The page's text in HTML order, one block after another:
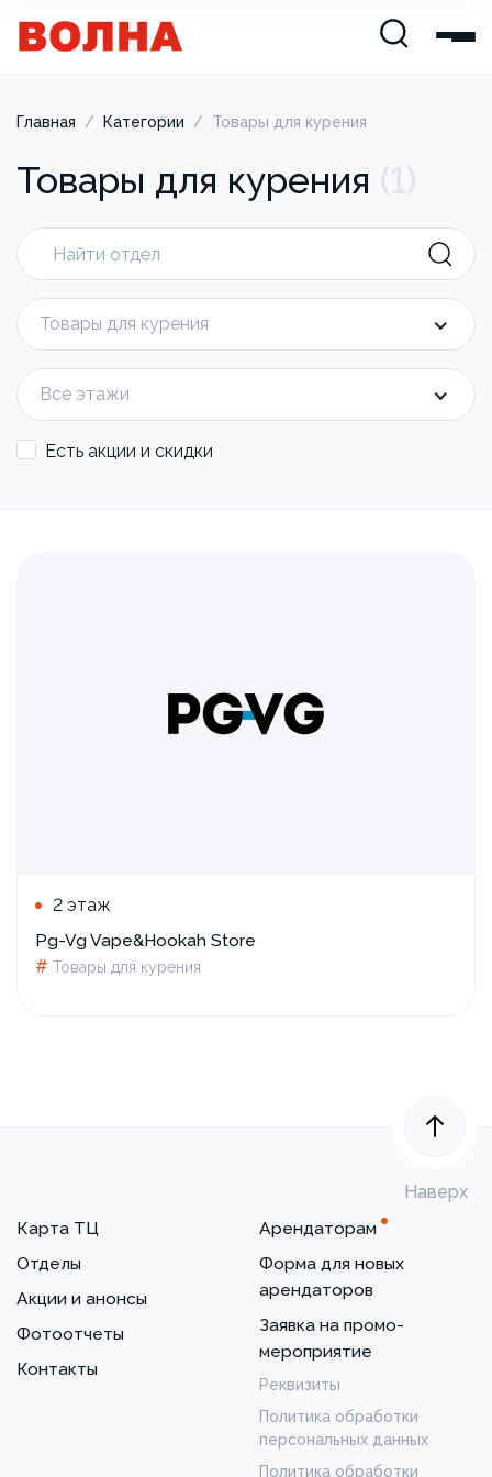
Главная / Категории / Товары для курения
Товары для курения
Товары для курения
Все этажи
Есть акции и скидки
2 этаж
Pg-Vg Vape&Hookah Store
# Товары для курения
Наверх
Карта ТЦ
Отделы
Акции и анонсы
Фотоотчеты
Контакты
Арендаторам
Форма для новых
арендаторов
Заявка на промо-
мероприятие
Реквизиты
Политика обработки
персональных данных
Политика обработки